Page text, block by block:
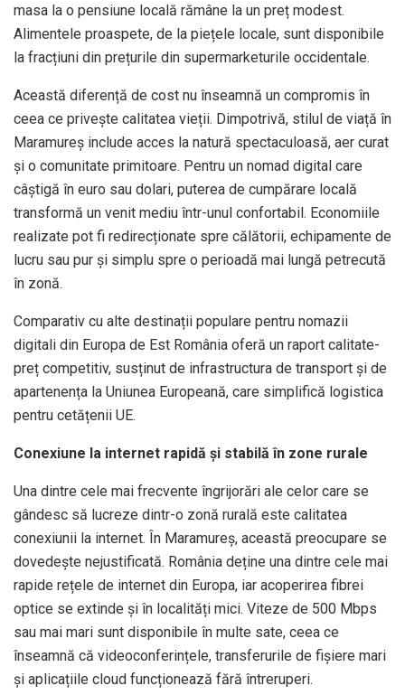
masa la o pensiune locală rămâne la un preț modest.
Alimentele proaspete, de la piețele locale, sunt disponibile
la fracțiuni din prețurile din supermarketurile occidentale.
Această diferență de cost nu înseamnă un compromis în
ceea ce privește calitatea vieții. Dimpotrivă, stilul de viață în
Maramureș include acces la natură spectaculoasă, aer curat
și o comunitate primitoare. Pentru un nomad digital care
câștigă în euro sau dolari, puterea de cumpărare locală
transformă un venit mediu într-unul confortabil. Economiile
realizate pot fi redirecționate spre călătorii, echipamente de
lucru sau pur și simplu spre o perioadă mai lungă petrecută
în zonă.
Comparativ cu alte destinații populare pentru nomazii
digitali din Europa de Est România oferă un raport calitate-
preț competitiv, susținut de infrastructura de transport și de
apartenența la Uniunea Europeană, care simplifică logistica
pentru cetățenii UE.
Conexiune la internet rapidă și stabilă în zone rurale
Una dintre cele mai frecvente îngrijorări ale celor care se
gândesc să lucreze dintr-o zonă rurală este calitatea
conexiunii la internet. În Maramureș, această preocupare se
dovedește nejustificată. România deține una dintre cele mai
rapide rețele de internet din Europa, iar acoperirea fibrei
optice se extinde și în localități mici. Viteze de 500 Mbps
sau mai mari sunt disponibile în multe sate, ceea ce
înseamnă că videoconferințele, transferurile de fișiere mari
și aplicațiile cloud funcționează fără întreruperi.